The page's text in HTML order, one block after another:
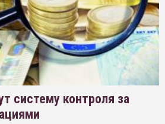
систему контроля за